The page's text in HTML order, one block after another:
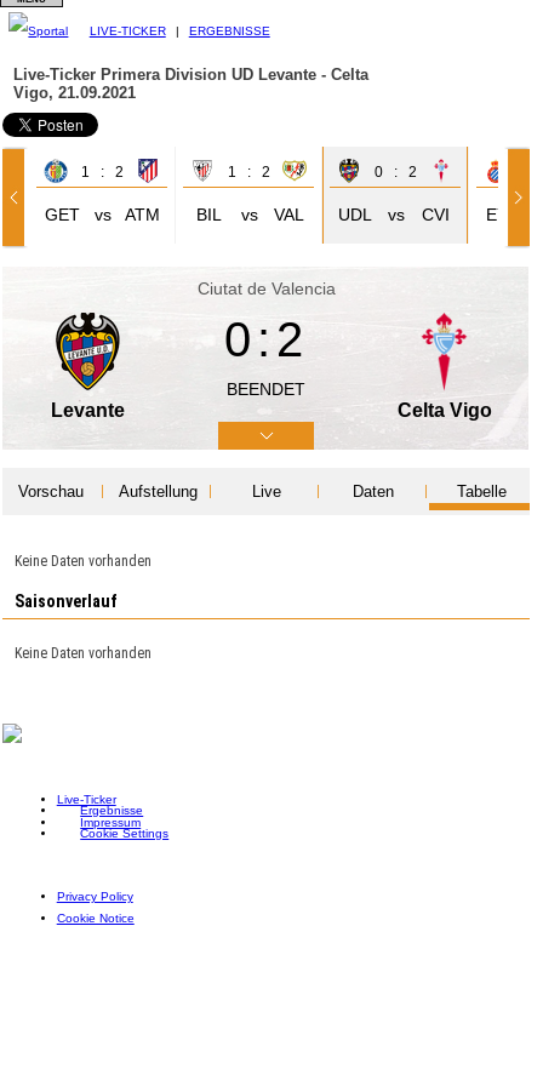
LIVE-TICKER | ERGEBNISSE
Live-Ticker Primera Division UD Levante - Celta
Vigo, 21.09.2021
1 : 2
GET vs ATM
1 : 2
BIL vs VAL
0 : 2
UDL vs CVI EYL
Ciutat de Valencia
Levante
0:2
BEENDET
Celta Vigo
Vorschau Aufstellung Live Daten Tabelle
Keine Daten vorhanden
Saisonverlauf
Keine Daten vorhanden
Live-Ticker
Ergebnisse
Impressum
Cookie Settings
Privacy Policy
Cookie Notice